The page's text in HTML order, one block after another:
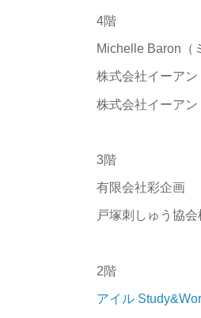
4階
Michelle Baron（
株式会社イーアン
株式会社イーアン
3階
有限会社彩企画
戸塚刺しゅう協
2階
アイル